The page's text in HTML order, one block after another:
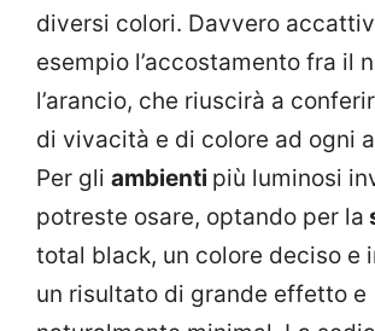
diversi colori. Davvero
esempio l’accostamento fra il
l’arancio, che riuscirà a
di vivacità e di colore ad ogni
Per gli ambienti più luminosi
potreste osare, optando per la
total black, un colore deciso e
un risultato di grande effetto e